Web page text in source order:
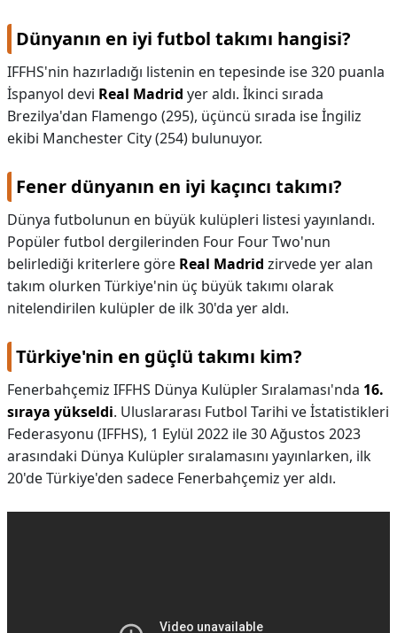
Dünyanın en iyi futbol takımı hangisi?
IFFHS'nin hazırladığı listenin en tepesinde ise 320 puanla
İspanyol devi Real Madrid yer aldı. İkinci sırada
Brezilya'dan Flamengo (295), üçüncü sırada ise İngiliz
ekibi Manchester City (254) bulunuyor.
Fener dünyanın en iyi kaçıncı takımı?
Dünya futbolunun en büyük kulüpleri listesi yayınlandı.
Popüler futbol dergilerinden Four Four Two'nun
belirlediği kriterlere göre Real Madrid zirvede yer alan
takım olurken Türkiye'nin üç büyük takımı olarak
nitelendirilen kulüpler de ilk 30'da yer aldı.
Türkiye'nin en güçlü takımı kim?
Fenerbahçemiz IFFHS Dünya Kulüpler Sıralaması'nda 16.
sıraya yükseldi. Uluslararası Futbol Tarihi ve İstatistikleri
Federasyonu (IFFHS), 1 Eylül 2022 ile 30 Ağustos 2023
arasındaki Dünya Kulüpler sıralamasını yayınlarken, ilk
20'de Türkiye'den sadece Fenerbahçemiz yer aldı.